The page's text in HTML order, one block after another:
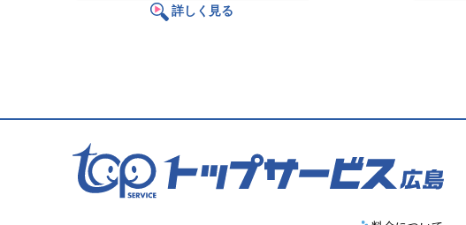
詳しく見る